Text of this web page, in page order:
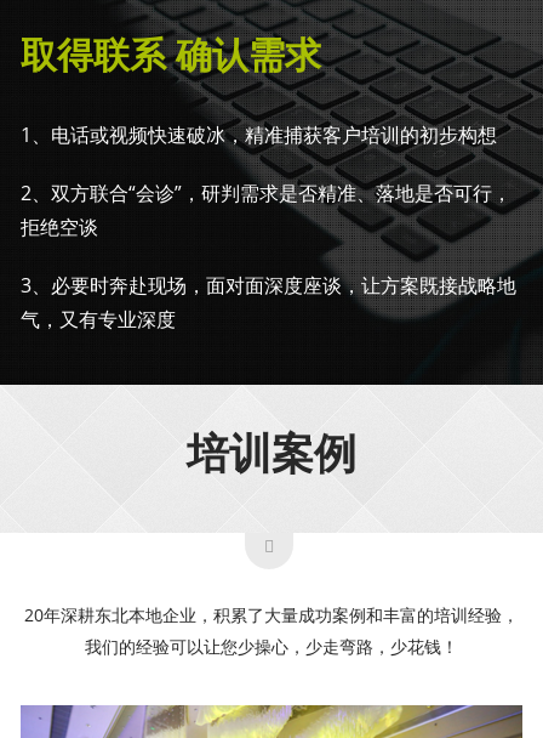
取得联系 确认需求
1、电话或视频快速破冰，精准捕获客户培训的初步构想
2、双方联合“会诊”，研判需求是否精准、落地是否可行，
拒绝空谈
3、必要时奔赴现场，面对面深度座谈，让方案既接战略地
气，又有专业深度
培训案例
20年深耕东北本地企业，积累了大量成功案例和丰富的培训经验，
我们的经验可以让您少操心，少走弯路，少花钱！